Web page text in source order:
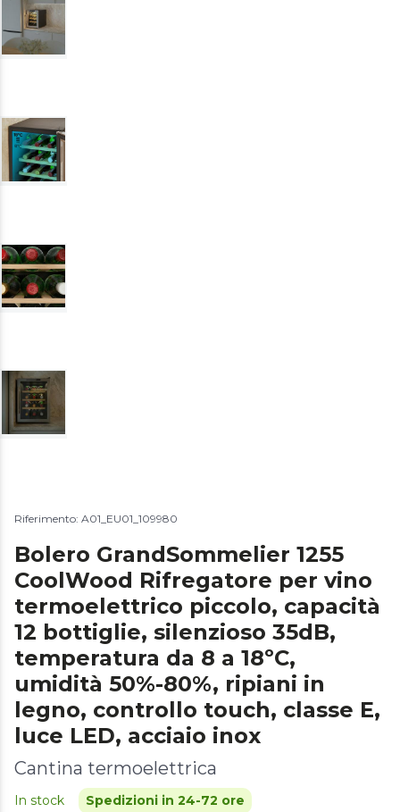
Riferimento: A01_EU01_109980
Bolero GrandSommelier 1255
CoolWood Rifregatore per vino
termoelettrico piccolo, capacità
12 bottiglie, silenzioso 35dB,
temperatura da 8 a 18ºC,
umidità 50%-80%, ripiani in
legno, controllo touch, classe E,
luce LED, acciaio inox
Cantina termoelettrica
In stock Spedizioni in 24-72 ore